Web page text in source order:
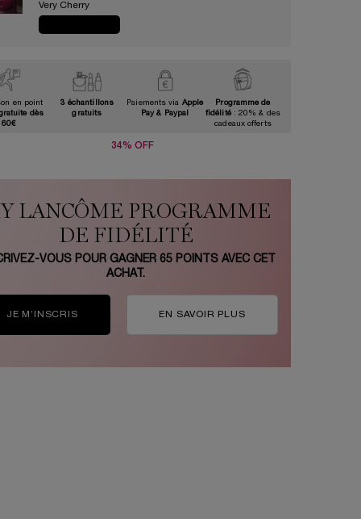
Very Cherry​
en point
dès
60€
3 échantillons
gratuits
Paiements via Apple
Pay & Paypal
Programme de
fidélité: 20% & des
cadeaux offerts
34% OFF
LANCÔME PROGRAMME
DE FIDÉLITÉ
VOUS POUR GAGNER 65POINTS AVEC CET
ACHAT.
JE M’INSCRIS EN SAVOIR PLUS